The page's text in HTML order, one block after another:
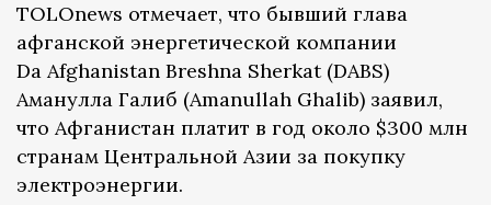
TOLOnews отмечает, что бывший глава
афганской энергетической компании
Da Afghanistan Breshna Sherkat (DABS)
Аманулла Галиб (Amanullah Ghalib) заявил,
что Афганистан платит в год около $300 млн
странам Центральной Азии за покупку
электроэнергии.